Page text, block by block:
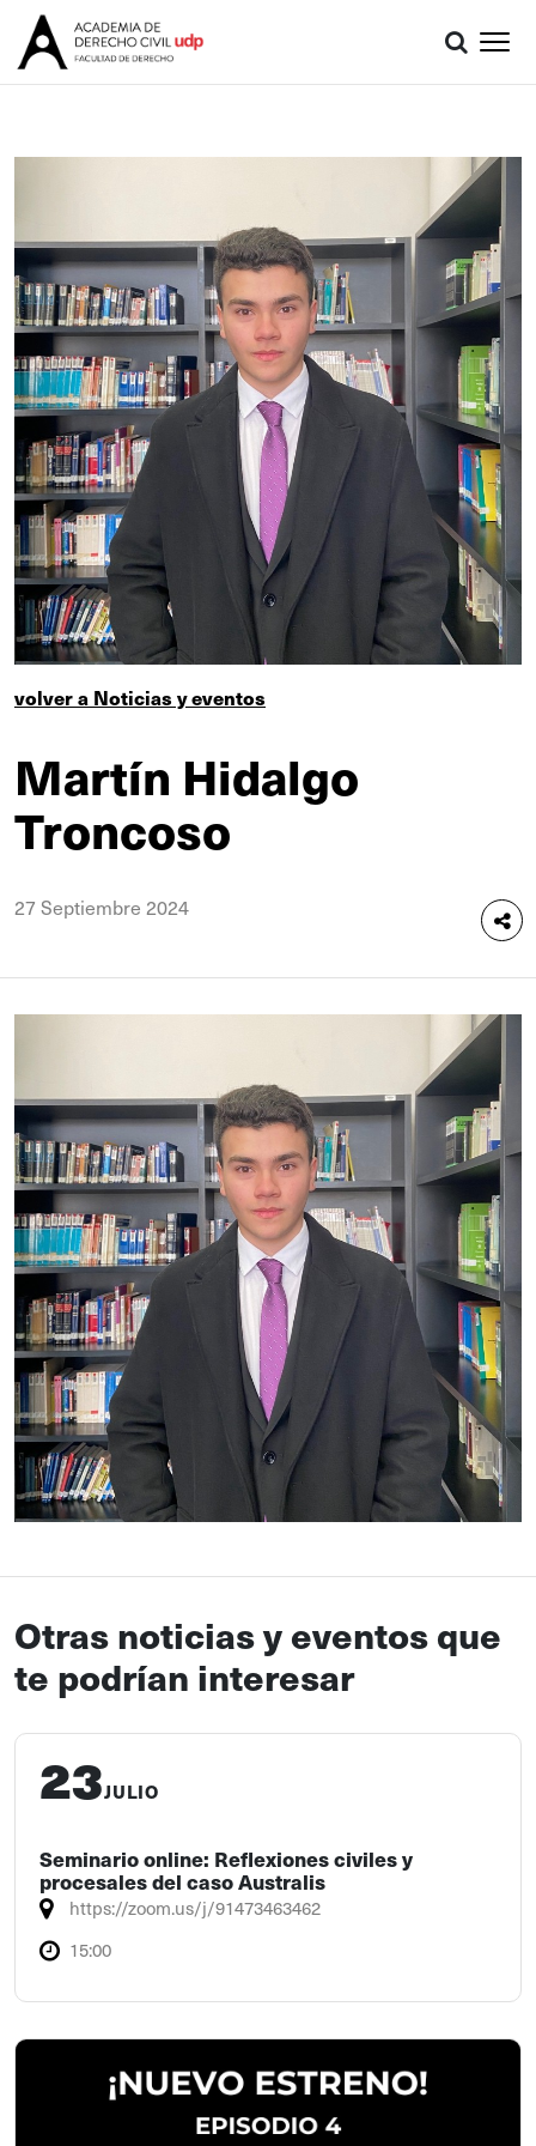
volver a Noticias y eventos
Martín Hidalgo
Troncoso
27 Septiembre 2024
Otras noticias y eventos que
te podrían interesar
23JULIO
Seminario online: Reflexiones civiles y
procesales del caso Australis
https://zoom.us/j/91473463462
15:00